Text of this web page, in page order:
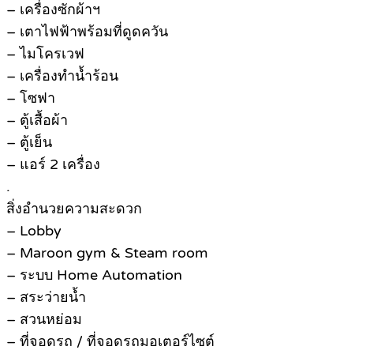
– เครื่องซักผ้าฯ
– เตาไฟฟ้าพร้อมที่ดูดควัน
– ไมโครเวฟ
– เครื่องทําน้ำร้อน
– โซฟา
– ตู้เสื้อผ้า
– ตู้เย็น
– แอร์ 2 เครื่อง
.
สิ่งอํานวยความสะดวก
– Lobby
– Maroon gym & Steam room
– ระบบ Home Automation
– สระว่ายน้ำ
– สวนหย่อม
– ที่จอดรถ / ที่จอดรถมอเตอร์ไซต์